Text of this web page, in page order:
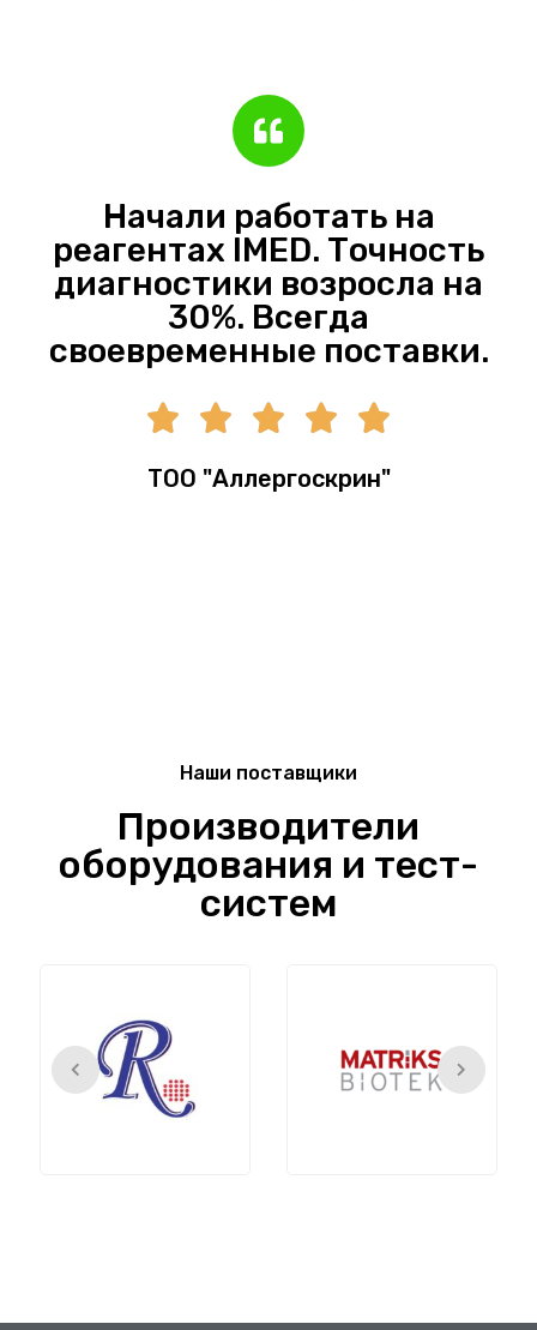
Начали работать на
реагентах IMED. Точность
диагностики возросла на
30%. Всегда
своевременные поставки.
    
ТОО "Аллергоскрин"
Наши поставщики
Производители
оборудования и тест-
систем